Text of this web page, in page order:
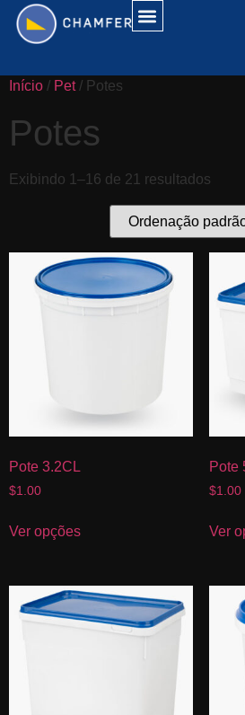
Início / Pet/ Potes
Potes
Exibindo 1–16 de 21 resultados
Pote 3.2CL
$1.00
Ver opções
Pote
$1.00
Ver